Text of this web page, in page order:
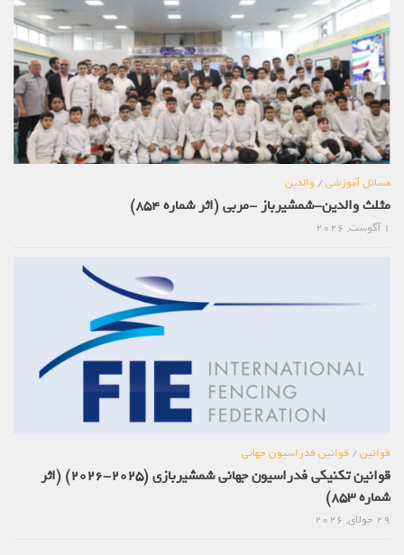
مسائل آموزشی/ والدین
مثلث والدین-شمشیرباز -مربی (اثر شماره 854)
1 آگوست, 2026
قوانین/ قوانین فدراسیون جهانی
قوانین تکنیکی فدراسیون جهانی شمشیربازی (2025-2026) (اثر
شماره 853)
29 جولای, 2026